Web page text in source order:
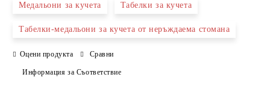
Ние ще се свържем с вас в рамките на работния ден.
Медальони за кучета Табелки за кучета
Табелки-медальони за кучета от неръждаема стомана
Оцени продукта Сравни
Информация за Съответствие